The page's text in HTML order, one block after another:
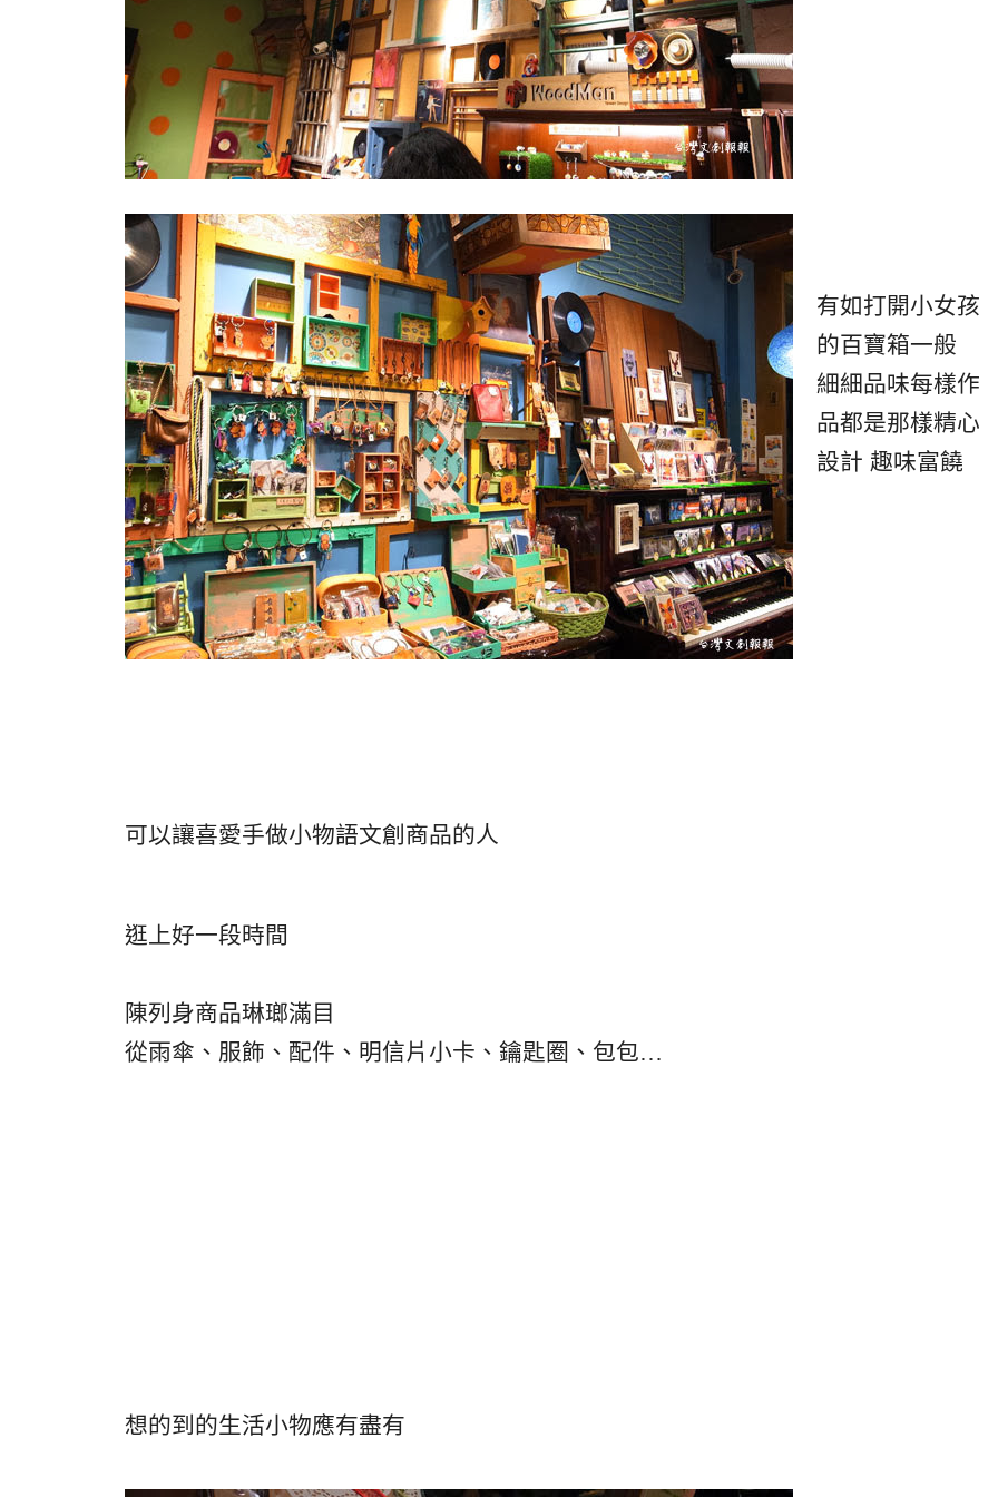
有如打開小女孩
的百寶箱一般
細細品味每樣作
品都是那樣精心
設計 趣味富饒
可以讓喜愛手做小物語文創商品的人
逛上好一段時間
陳列身商品琳瑯滿目
從雨傘、服飾、配件、明信片小卡、鑰匙圈、包包…
想的到的生活小物應有盡有